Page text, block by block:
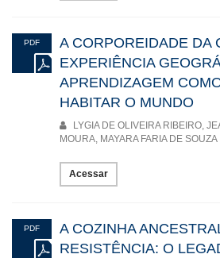
PDF
A CORPOREIDADE DA
EXPERIÊNCIA
APRENDIZAGEM
HABITAR O MUNDO
LYGIA DE OLIVEIRA RIBEIRO,
MOURA, MAYARA FARIA DE SOUZA
Acessar
PDF
A COZINHA
RESISTÊNCIA: O